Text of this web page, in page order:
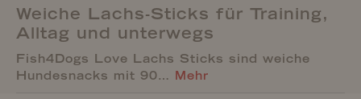
Weiche Lachs-Sticks für Training,
Alltag und unterwegs
Fish4Dogs Love Lachs Sticks sind weiche
Hundesnacks mit 90… Mehr